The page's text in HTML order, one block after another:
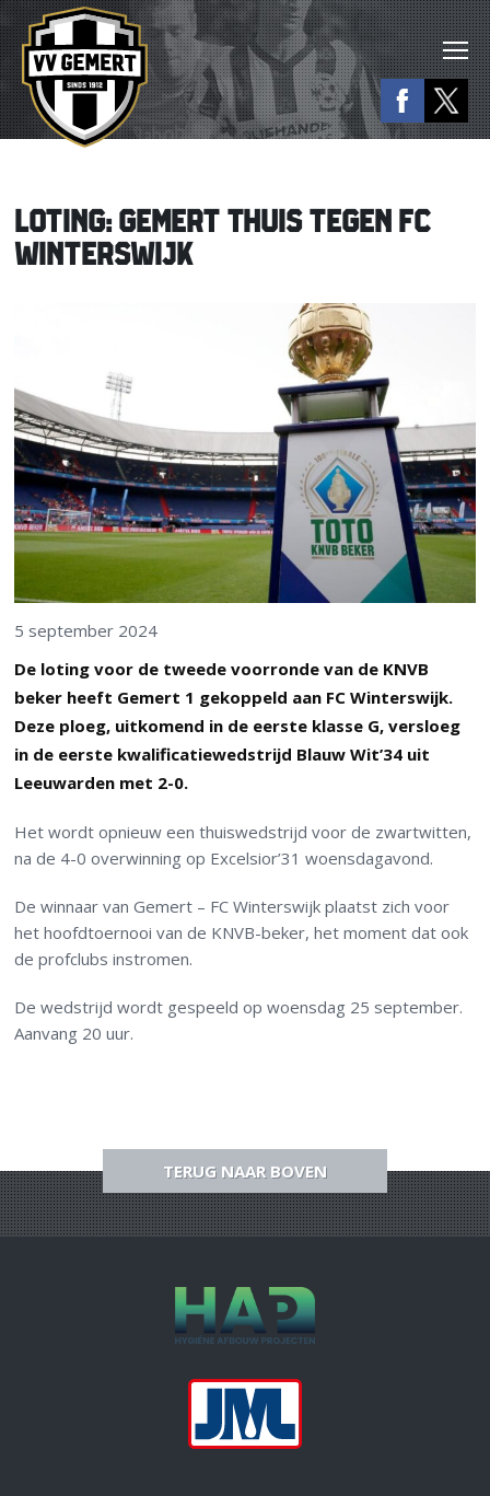
LOTING: GEMERT THUIS TEGEN FC
WINTERSWIJK
5 september 2024
De loting voor de tweede voorronde van de KNVB
beker heeft Gemert 1 gekoppeld aan FC Winterswijk.
Deze ploeg, uitkomend in de eerste klasse G, versloeg
in de eerste kwalificatiewedstrijd Blauw Wit’34 uit
Leeuwarden met 2-0.
Het wordt opnieuw een thuiswedstrijd voor de zwartwitten,
na de 4-0 overwinning op Excelsior’31 woensdagavond.
De winnaar van Gemert – FC Winterswijk plaatst zich voor
het hoofdtoernooi van de KNVB-beker, het moment dat ook
de profclubs instromen.
De wedstrijd wordt gespeeld op woensdag 25 september.
Aanvang 20 uur.
TERUG NAAR BOVEN